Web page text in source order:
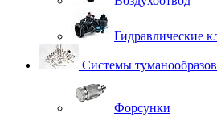
Гидравлические
Системы
Форсунки